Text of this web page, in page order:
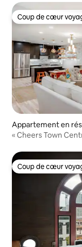
Coup de cœur
Coup de cœur
Appartement en
« Cheers Town
Coup de cœur
Coup de cœur